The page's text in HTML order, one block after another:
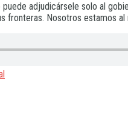
adjudicársele solo al
fronteras. Nosotros estamos